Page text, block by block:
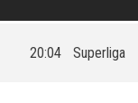
20:04 Superliga